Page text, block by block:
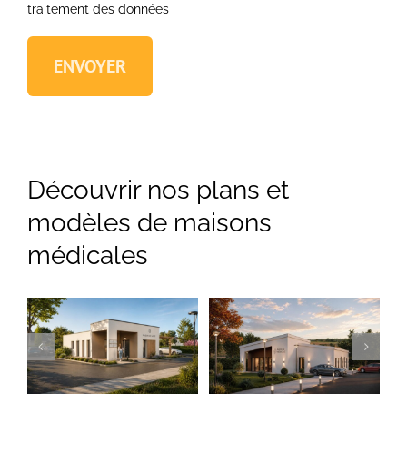
traitement des données
ENVOYER
Découvrir nos plans et
modèles de maisons
médicales